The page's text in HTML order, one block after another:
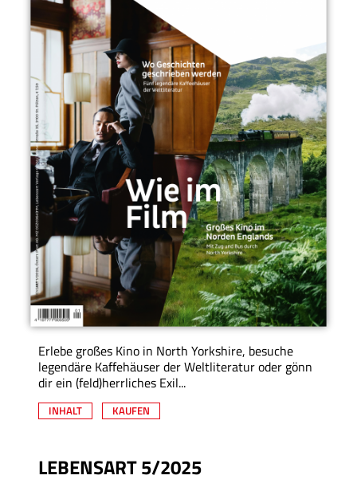
Erlebe großes Kino in North Yorkshire, besuche
legendäre Kaffehäuser der Weltliteratur oder gönn
dir ein (feld)herrliches Exil...
INHALT KAUFEN
LEBENSART 5/2025